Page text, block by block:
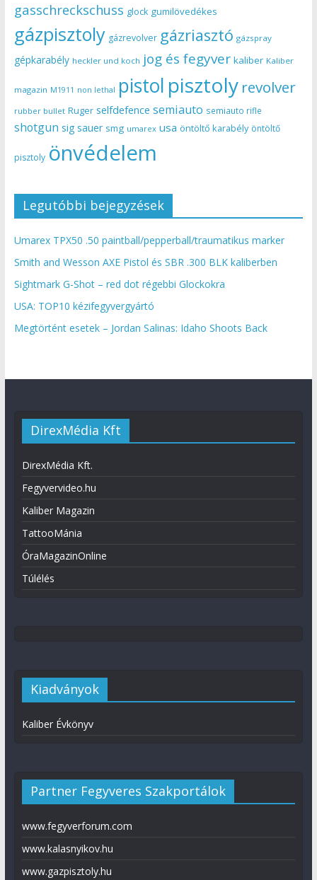
gasschreckschuss glock gumilövedékes
gázpisztoly gázrevolver gázriasztó gázspray
gépkarabély heckler und koch jog és fegyver kaliber Kaliber
magazin M1911 non lethal pistol pisztoly revolver
rubber bullet Ruger selfdefence semiauto semiauto rifle
shotgun sig sauer smg umarex usa öntöltő karabély öntöltő
pisztoly önvédelem
Legutóbbi bejegyzések
Umarex TPX50 .50 paintball/pepperball/traumatikus marker
Smith and Wesson AXE Pistol és SBR .300 BLK kaliberben
Sightmark G-Shot – red dot régebbi Glockokra
USA: TOP10 kézifegyvergyártó
Megtörtént esetek – Jordan Salinas: Idaho Shoots Back
DirexMédia Kft
DirexMédia Kft.
Fegyvervideo.hu
Kaliber Magazin
TattooMánia
ÓraMagazinOnline
Túlélés
Kiadványok
Kaliber Évkönyv
Partner Fegyveres Szakportálok
www.fegyverforum.com
www.kalasnyikov.hu
www.gazpisztoly.hu